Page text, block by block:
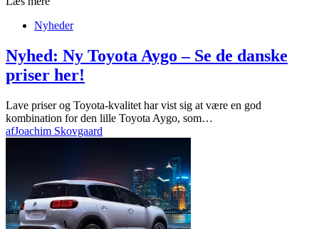
Nyheder
Nyhed: Ny Toyota Aygo – Se de danske
priser her!
Lave priser og Toyota-kvalitet har vist sig at være en god
kombination for den lille Toyota Aygo, som…
afJoachim Skovgaard